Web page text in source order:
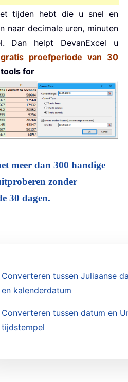
tijden hebt die u snel en
naar decimale uren, minuten
Dan helpt DevanExcel u
proefperiode van 30
for
meer dan 300 handige
zonder
30 dagen.
Converteren tussen Juliaanse
en kalenderdatum
Converteren tussen datum en
tijdstempel